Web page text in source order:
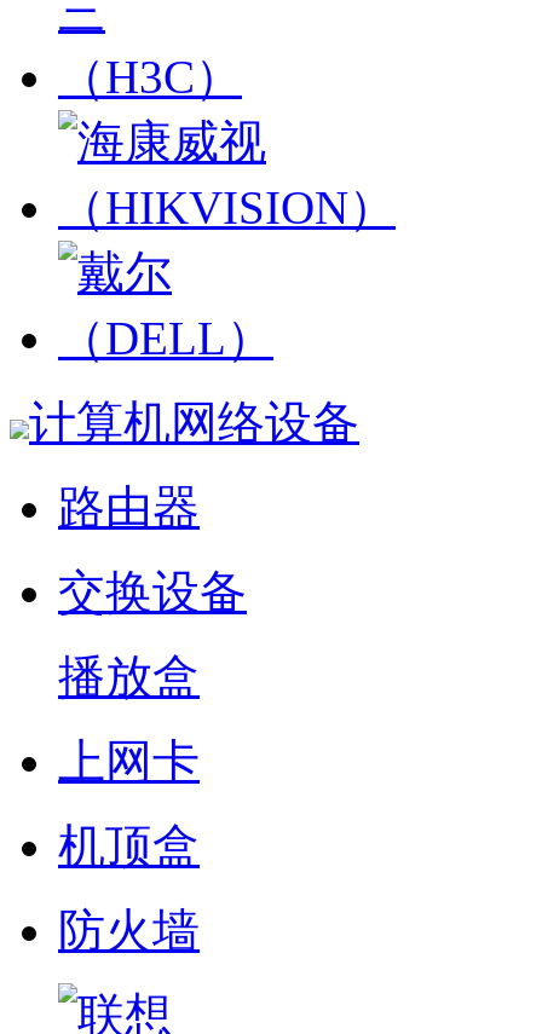
计算机网络设备
路由器
交换设备
播放盒
上网卡
机顶盒
防火墙